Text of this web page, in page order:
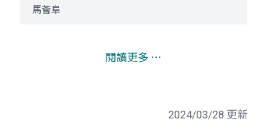
馬薈阜
閱讀更多 ⋯
2024/03/28 更新